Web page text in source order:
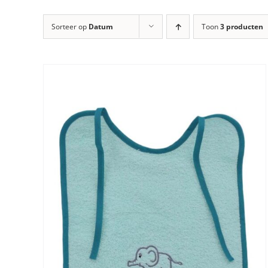
Sorteer op Datum Toon3 producten
OPTIES SELECTEREN
PRODUCT
HEEFT
DETAILS